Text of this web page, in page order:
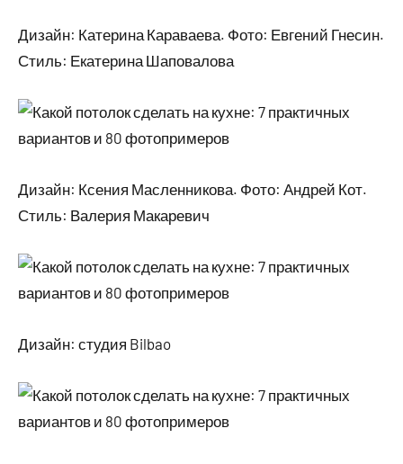
Дизайн: Катерина Караваева. Фото: Евгений Гнесин.
Стиль: Екатерина Шаповалова
Дизайн: Ксения Масленникова. Фото: Андрей Кот.
Стиль: Валерия Макаревич
Дизайн: студия Bilbao